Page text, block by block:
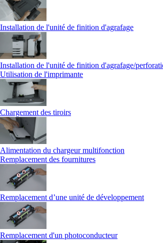
Installation de l'unité de finition d'agrafage
Installation de l'unité de finition d'agrafage/
Utilisation de l'imprimante
Chargement des tiroirs
Alimentation du chargeur multifonction
Remplacement des fournitures
Remplacement d’une unité de développement
Remplacement d'un photoconducteur